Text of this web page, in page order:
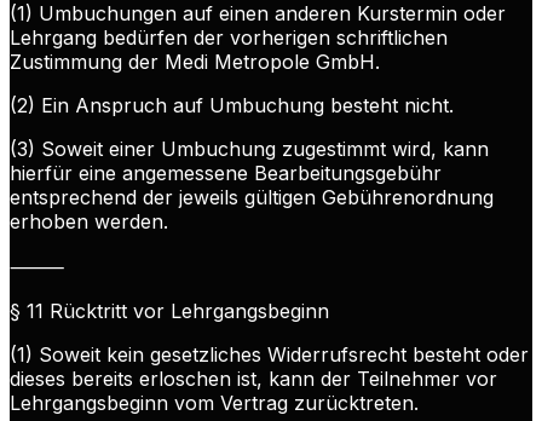
(1) Umbuchungen auf einen anderen Kurstermin oder
Lehrgang bedürfen der vorherigen schriftlichen
Zustimmung der Medi Metropole GmbH.
(2) Ein Anspruch auf Umbuchung besteht nicht.
(3) Soweit einer Umbuchung zugestimmt wird, kann
hierfür eine angemessene Bearbeitungsgebühr
entsprechend der jeweils gültigen Gebührenordnung
erhoben werden.
⸻
§ 11 Rücktritt vor Lehrgangsbeginn
(1) Soweit kein gesetzliches Widerrufsrecht besteht oder
dieses bereits erloschen ist, kann der Teilnehmer vor
Lehrgangsbeginn vom Vertrag zurücktreten.